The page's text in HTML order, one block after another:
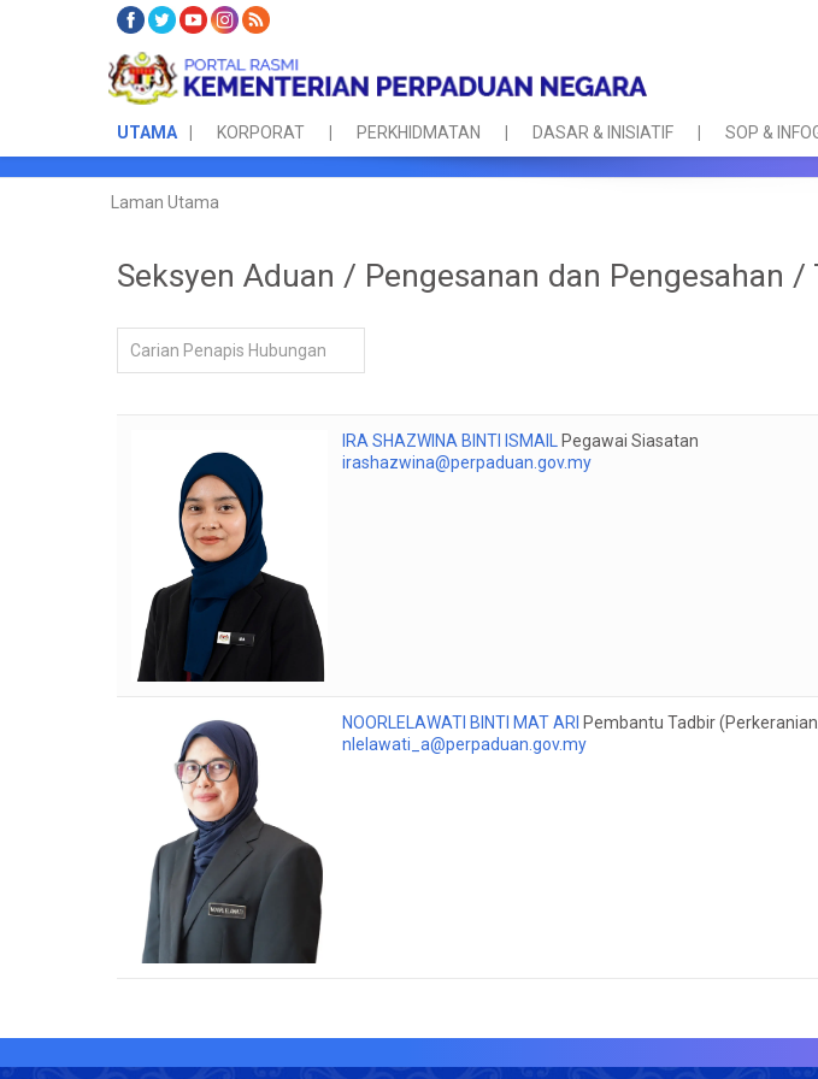
UTAMA KORPORAT PERKHIDMATAN DASAR & INISIATIF SOP &
Laman Utama
Seksyen Aduan / Pengesanan dan Pengesahan /
Tidak diterbitkan Bidang penapis
IRA SHAZWINA BINTI ISMAIL
Pegawai Siasatan
irashazwina@perpaduan.gov.my
NOORLELAWATI BINTI MAT ARI Pembantu Tadbir
nlelawati_a@perpaduan.gov.my